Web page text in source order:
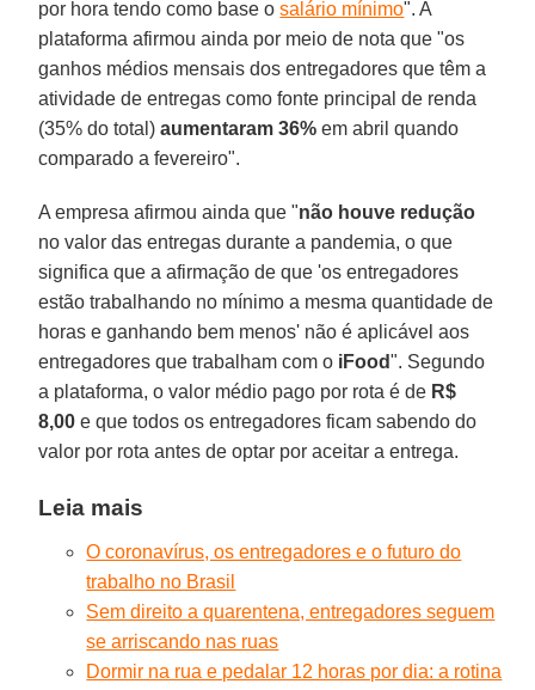
por hora tendo como base osalário mínimo". A
plataforma afirmou ainda por meio de nota que "os
ganhos médios mensais dos entregadores que têm a
atividade de entregas como fonte principal de renda
(35% do total)aumentaram 36% em abril quando
comparado a fevereiro".
A empresa afirmou ainda que "não houve redução
no valor das entregas durante a pandemia, o que
significa que a afirmação de que 'os entregadores
estão trabalhando no mínimo a mesma quantidade de
horas e ganhando bem menos' não é aplicável aos
entregadores que trabalham com o iFood". Segundo
a plataforma, o valor médio pago por rota é de R$
8,00 e que todos os entregadores ficam sabendo do
valor por rota antes de optar por aceitar a entrega.
Leia mais
O coronavírus, os entregadores e o futuro do
trabalho no Brasil
Sem direito a quarentena, entregadores seguem
se arriscando nas ruas
Dormir na rua e pedalar 12 horas por dia: a rotina